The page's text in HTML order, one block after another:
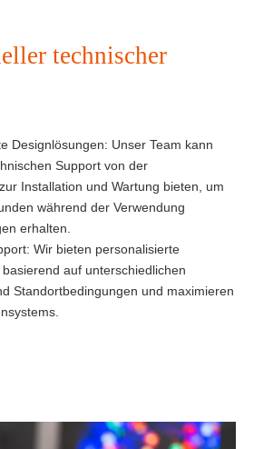
technischer
Designlösungen: Unser Team kann
Support von der
Installation und Wartung bieten, um
während der Verwendung
erhalten.
Wir bieten personalisierte
auf unterschiedlichen
Standortbedingungen und maximieren